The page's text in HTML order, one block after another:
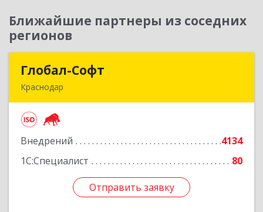
Ближайшие партнеры из соседних
регионов
Глобал-Софт
Краснодар
Внедрений
4134
1С:Специалист
80
Отправить заявку
Подробнее
Отправить заявку